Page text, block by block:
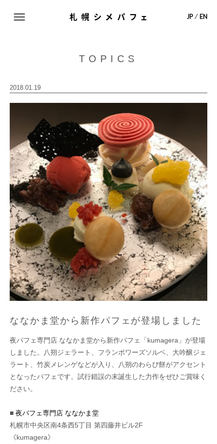
ABOUT
MAP
CONTACT
JP ⁄ EN
TOPICS
2018.01.19
ななかま堂から新作パフェが登場しました
夜パフェ専門店 ななかま堂から新作パフェ「kumagera」が登場
しました。八朔ジェラート、フランボワーズソルベ、大吟醸ジェ
ラート、竹炭メレンゲなどが入り、八朔のわらび餅がアクセント
となったパフェです。試行錯誤の末誕生した力作をぜひご賞味く
ださい。
■ 夜パフェ専門店 ななかま堂
札幌市中央区南4条西5丁目 第四藤井ビル2F
《kumagera》